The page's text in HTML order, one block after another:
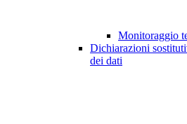
Monitoraggio
Dichiarazioni
dei dati